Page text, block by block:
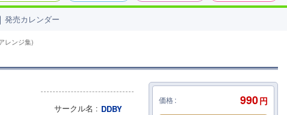
発売カレンダー
レンジ集)
サークル名
DDBY
価格 990円